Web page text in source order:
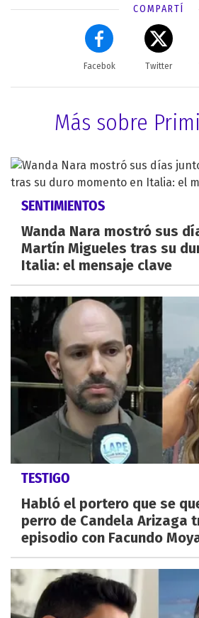
COMPARTÍ
Facebok Twitter
Más sobre
SENTIMIENTOS
Wanda Nara mostró sus
Martín Migueles tras su
Italia: el mensaje clave
TESTIGO
Habló el portero que se
perro de Candela Arizaga
episodio con Facundo